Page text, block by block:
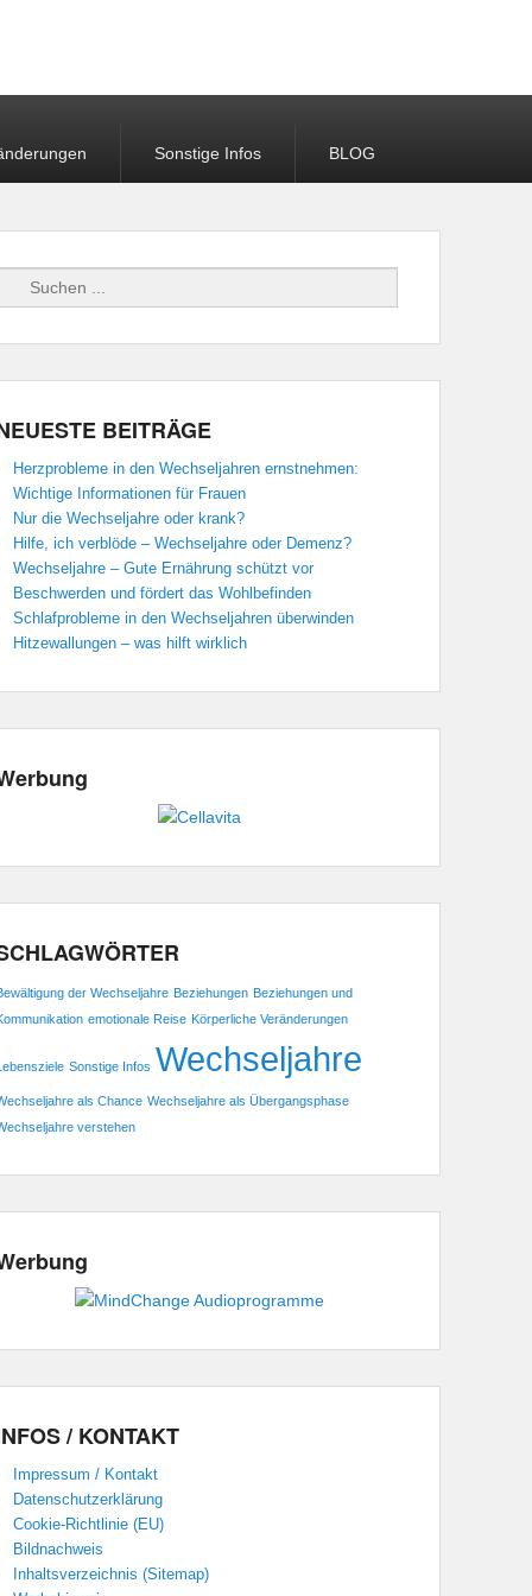
Sonstige Infos BLOG
Suchen
BEITRÄGE
Herzprobleme in den Wechseljahren ernstnehmen:
Wichtige Informationen für Frauen
Nur die Wechseljahre oder krank?
Hilfe, ich verblöde – Wechseljahre oder Demenz?
Wechseljahre – Gute Ernährung schützt vor
Beschwerden und fördert das Wohlbefinden
Schlafprobleme in den Wechseljahren überwinden
Hitzewallungen – was hilft wirklich
der Wechseljahre Beziehungen Beziehungen und
emotionale Reise Körperliche Veränderungen
Sonstige Infos Wechseljahre
als Chance Wechseljahre als Übergangsphase
verstehen
/ KONTAKT
Impressum / Kontakt
Datenschutzerklärung
Cookie-Richtlinie (EU)
Bildnachweis
Inhaltsverzeichnis (Sitemap)